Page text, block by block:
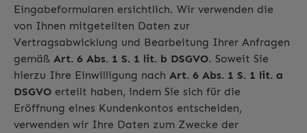
Eingabeformularen ersichtlich. Wir verwenden die
von Ihnen mitgeteilten Daten zur
Vertragsabwicklung und Bearbeitung Ihrer Anfragen
gemäß Art. 6 Abs. 1 S. 1 lit. b DSGVO. Soweit Sie
hierzu Ihre Einwilligung nach Art. 6 Abs. 1 S. 1 lit. a
DSGVO erteilt haben, indem Sie sich für die
Eröffnung eines Kundenkontos entscheiden,
verwenden wir Ihre Daten zum Zwecke der